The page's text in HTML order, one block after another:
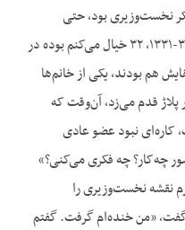
نخست‌وزیری بود، حتی
عجیب‌وغریب بود. یک سفری که مادر ۳۲-۱۳۳۱، ۳۲ خیال می‌کنم بوده در
هم بودند، یکی از خانم‌ها
پلاژ قدم می‌زد، آن‌وقت که
کاره‌ای نبود عضو عادی
چه‌کار؟ چه فکری می‌کنی؟»
نقشه نخست‌وزیری را
«من خنده‌ام گرفت. گفتم